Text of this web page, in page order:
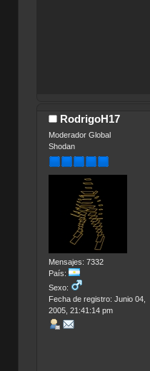
RodrigoH17
Moderador Global
Shodan
Mensajes: 7332
País:
Sexo:
Fecha de registro: Junio 04,
2005, 21:41:14 pm